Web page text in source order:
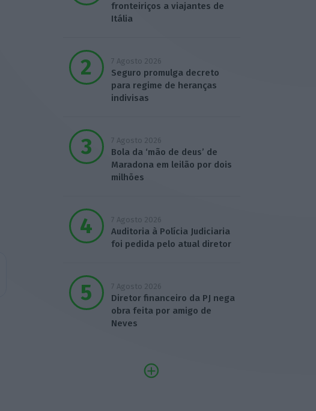
fronteiriços a viajantes de
Itália
7 Agosto 2026
Seguro promulga decreto
para regime de heranças
indivisas
7 Agosto 2026
Bola da ‘mão de deus’ de
Maradona em leilão por dois
milhões
7 Agosto 2026
Auditoria à Polícia Judiciaria
foi pedida pelo atual diretor
7 Agosto 2026
Diretor financeiro da PJ nega
obra feita por amigo de
Neves